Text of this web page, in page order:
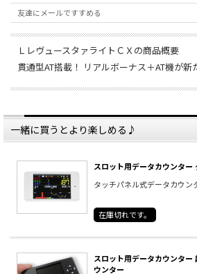
友達にメールですすめる
ＬレヴュースタァライトＣＸの商品概要
貫通型AT搭載！ リアルボーナス＋AT機が新
一緒に買うとより楽しめる♪
スロット用データカウンター
タッチパネル式データカウン
在庫切れです。
スロット用データカウンター
ウンター